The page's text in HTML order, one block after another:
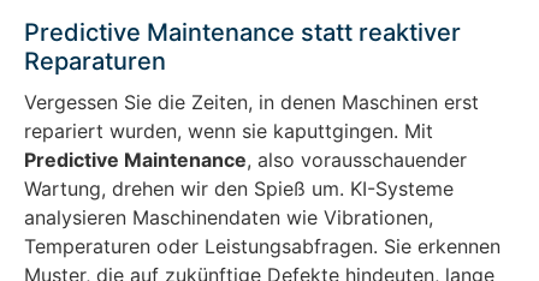
Predictive Maintenance statt reaktiver
Reparaturen
Vergessen Sie die Zeiten, in denen Maschinen erst
repariert wurden, wenn sie kaputtgingen. Mit
Predictive Maintenance, also vorausschauender
Wartung, drehen wir den Spieß um. KI-Systeme
analysieren Maschinendaten wie Vibrationen,
Temperaturen oder Leistungsabfragen. Sie erkennen
Muster, die auf zukünftige Defekte hindeuten, lange